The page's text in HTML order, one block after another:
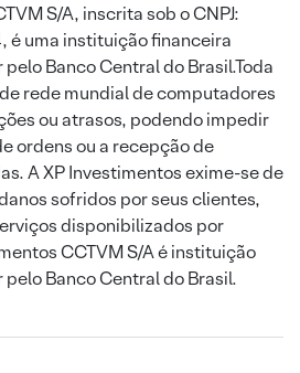
S/A, inscrita sob o CNPJ:
uma instituição financeira
Banco Central do Brasil.Toda
rede mundial de computadores
ou atrasos, podendo impedir
ordens ou a recepção de
A XP Investimentos exime-se de
sofridos por seus clientes,
disponibilizados por
CCTVM S/A é instituição
Banco Central do Brasil.